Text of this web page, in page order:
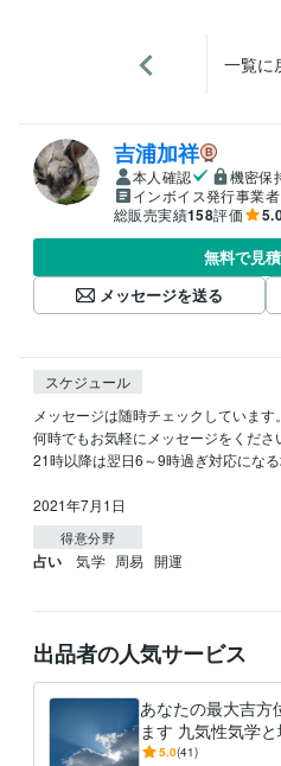
一覧に
吉浦加祥
本人確認
機密保
インボイス発行事業者
総販売実績158評価
無料で見
メッセージを送る
スケジュール
メッセージは随時チェックしています。
何時でもお気軽にメッセージをくださ
21時以降は翌日6～9時過ぎ対応になる
2021年7月1日
得意分野
占い 気学 周易 開運
出品者の人気サービス
あなたの最大吉方
ます 九気性気学
で最大吉方位を取
5.0(41)